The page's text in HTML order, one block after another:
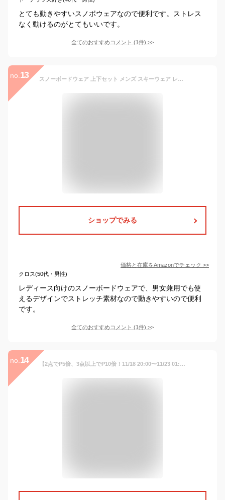
とても動きやすいスノボウェアなので便利です。ストレス
なく動けるのがとてもいいです。
全てのおすすめコメント (1件) >
no. 13 スノーボードウェア 上下セット メンズ スキーウェア レディース 男女兼用 保温 撥水 ストレッチ 防風 防水 耐水圧5000mm 透湿性5000g サイズ調節可能 スキー場 アウトドア スノーボードウェア スノーウェア 迷彩ジャケット+ピンクパンツ
ショップでみる
価格と在庫をAmazonでチェック >>
クロス(50代・男性)
レディース向けのスノーボードウェアで、男女兼用でも使
えるデザインでストレッチ素材なので動きやすいので便利
です。
全てのおすすめコメント (1件) >
no. 14 【2点でP5倍、3点以上でP10倍！11/18 20:00〜11/23 01:59】 ボルコム VOLCOM スノーボードウェア パンツ レディース Species Stretch PANT H1351905